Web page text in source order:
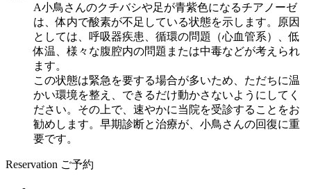
A小鳥さんのクチバシや足が青紫色になるチアノーゼ
は、体内で酸素が不足している状態を示します。原因
としては、呼吸器疾患、循環の問題（心血管系）、低
体温、様々な腹腔内の問題または中毒などが考えられ
ます。
この状態は緊急を要する場合が多いため、ただちに温
かい環境を整え、できるだけ動かさないようにしてく
ださい。その上で、速やかに当院を受診することをお
勧めします。早期診断と治療が、小鳥さんの回復に重
要です。
Reservation ご予約